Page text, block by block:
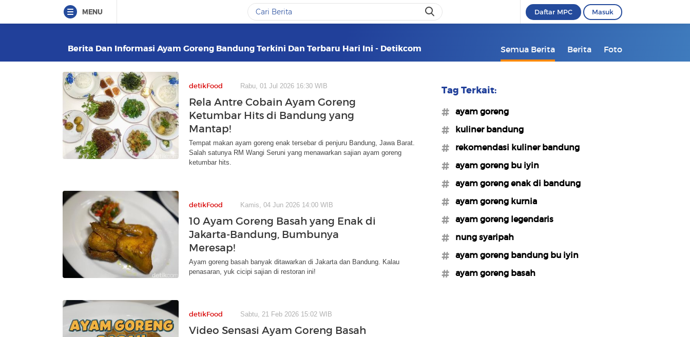
MENU Daftar MPC Masuk
Berita Dan Informasi Ayam Goreng Bandung Terkini Dan Terbaru Hari Ini - Detikcom Semua Berita Berita Foto
detikFood Rabu, 01 Jul 2026 16:30 WIB
Rela Antre Cobain Ayam Goreng
Ketumbar Hits di Bandung yang
Mantap!
Tempat makan ayam goreng enak tersebar di penjuru Bandung, Jawa Barat.
Salah satunya RM Wangi Seruni yang menawarkan sajian ayam goreng
ketumbar hits.
detikFood Kamis, 04 Jun 2026 14:00 WIB
10 Ayam Goreng Basah yang Enak di
Jakarta-Bandung, Bumbunya
Meresap!
Ayam goreng basah banyak ditawarkan di Jakarta dan Bandung. Kalau
penasaran, yuk cicipi sajian di restoran ini!
detikFood Sabtu, 21 Feb 2026 15:02 WIB
Video Sensasi Ayam Goreng Basah
Tag Terkait:
#ayam goreng
#kuliner bandung
#rekomendasi kuliner bandung
#ayam goreng bu iyin
#ayam goreng enak di bandung
#ayam goreng kurnia
#ayam goreng legendaris
#nung syaripah
#ayam goreng bandung bu iyin
#ayam goreng basah